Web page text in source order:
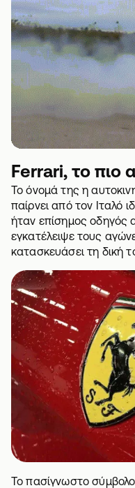
Ferrari, το πιο
Το όνομά της η
παίρνει από τον Ιταλό
ήταν επίσημος οδηγός
εγκατέλειψε τους
κατασκευάσει τη δική
Το πασίγνωστο